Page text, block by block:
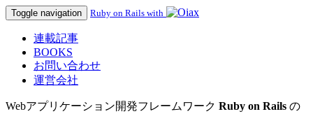
Toggle navigation Ruby on Rails with
連載記事
BOOKS
お問い合わせ
運営会社
Webアプリケーション開発フレームワーク Ruby on Rails の